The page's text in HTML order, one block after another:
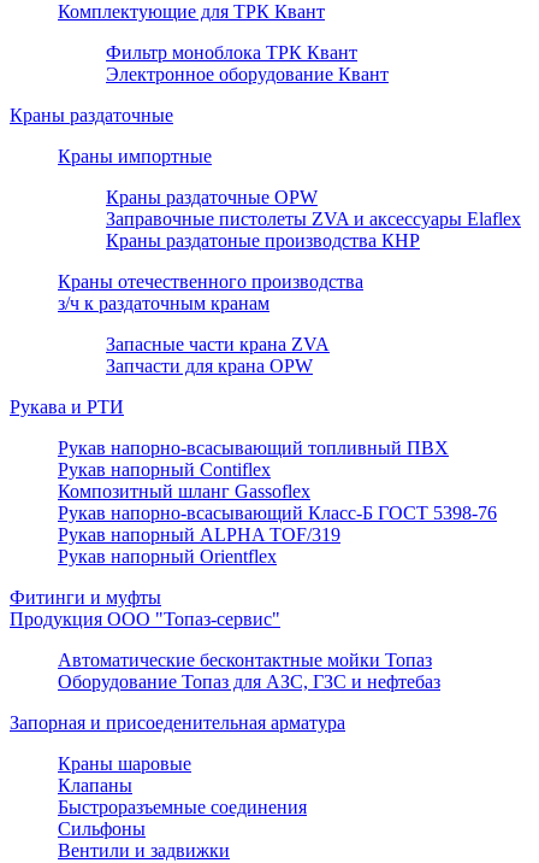
Комплектующие для ТРК Квант
Фильтр моноблока ТРК Квант
Электронное оборудование Квант
Краны раздаточные
Краны импортные
Краны раздаточные OPW
Заправочные пистолеты ZVA и аксессуары Elaflex
Краны раздатоные производства КНР
Краны отечественного производства
з/ч к раздаточным кранам
Запасные части крана ZVA
Запчасти для крана OPW
Рукава и РТИ
Рукав напорно-всасывающий топливный ПВХ
Рукав напорный Contiflex
Композитный шланг Gassoflex
Рукав напорно-всасывающий Класс-Б ГОСТ 5398-76
Рукав напорный ALPHA TOF/319
Рукав напорный Orientflex
Фитинги и муфты
Продукция ООО "Топаз-сервис"
Автоматические бесконтактные мойки Топаз
Оборудование Топаз для АЗС, ГЗС и нефтебаз
Запорная и присоеденительная арматура
Краны шаровые
Клапаны
Быстроразъемные соединения
Сильфоны
Вентили и задвижки